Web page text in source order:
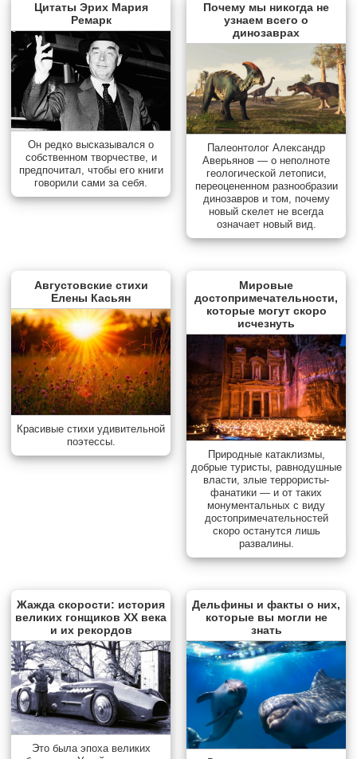
Цитаты Эрих Мария
Ремарк
Он редко высказывался о
собственном творчестве, и
предпочитал, чтобы его книги
говорили сами за себя.
Почему мы никогда не
узнаем всего о
динозаврах
Палеонтолог Александр
Аверьянов — о неполноте
геологической летописи,
переоцененном разнообразии
динозавров и том, почему
новый скелет не всегда
означает новый вид.
Августовские стихи
Елены Касьян
Красивые стихи удивительной
поэтессы.
Мировые
достопримечательности,
которые могут скоро
исчезнуть
Природные катаклизмы,
добрые туристы, равнодушные
власти, злые террористы-
фанатики — и от таких
монументальных с виду
достопримечательностей
скоро останутся лишь
развалины.
Жажда скорости: история
великих гонщиков XX века
и их рекордов
Это была эпоха великих
Дельфины и факты о них,
которые вы могли не
знать